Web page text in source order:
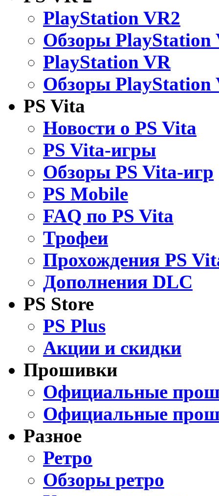
PlayStation VR2
Обзоры PlayStation
PlayStation VR
Обзоры PlayStation
PS Vita
Новости о PS Vita
PS Vita-игры
Обзоры PS Vita-игр
PS Mobile
FAQ по PS Vita
Трофеи
Прохождения PS
Дополнения DLC
PS Store
PS Plus
Акции и скидки
Прошивки
Официальные
Официальные
Разное
Ретро
Обзоры ретро